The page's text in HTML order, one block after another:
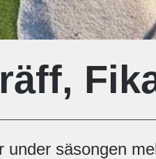
under säsongen